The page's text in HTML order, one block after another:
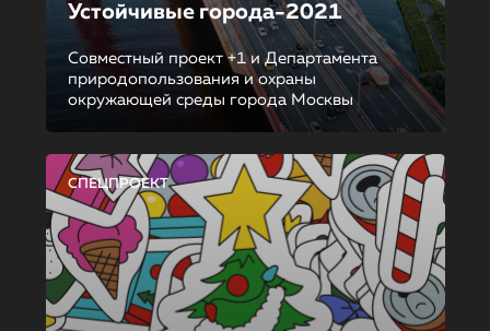
Устойчивые города-2021
Совместный проект +1 и Департамента
природопользования и охраны
окружающей среды города Москвы
СПЕЦПРОЕКТ